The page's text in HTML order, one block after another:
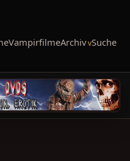
VampirfilmeArchiv Suche